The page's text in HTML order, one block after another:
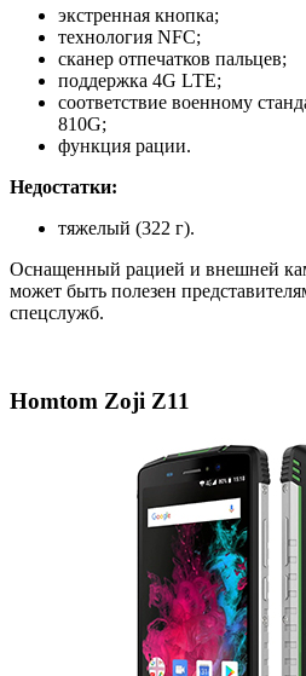
экстренная кнопка;
технология NFC;
сканер отпечатков пальцев;
поддержка 4G LTE;
соответствие военному
810G;
функция рации.
Недостатки:
тяжелый (322 г).
Оснащенный рацией и внешней
может быть полезен
спецслужб.
Homtom Zoji Z11